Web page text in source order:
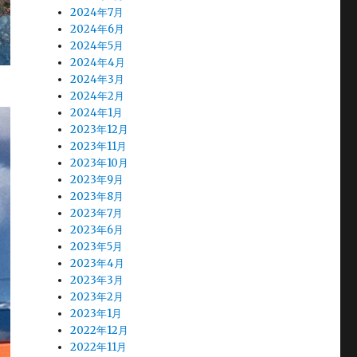
2024年7月
2024年6月
2024年5月
2024年4月
2024年3月
2024年2月
2024年1月
2023年12月
2023年11月
2023年10月
2023年9月
2023年8月
2023年7月
2023年6月
2023年5月
2023年4月
2023年3月
2023年2月
2023年1月
2022年12月
2022年11月